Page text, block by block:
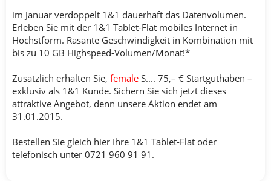
im Januar verdoppelt 1&1 dauerhaft das Datenvolumen.
Erleben Sie mit der 1&1 Tablet-Flat mobiles Internet in
Höchstform. Rasante Geschwindigkeit in Kombination mit
bis zu 10 GB Highspeed-Volumen/Monat!*
Zusätzlich erhalten Sie, female S.... 75,– € Startguthaben –
exklusiv als 1&1 Kunde. Sichern Sie sich jetzt dieses
attraktive Angebot, denn unsere Aktion endet am
31.01.2015.
Bestellen Sie gleich hier Ihre 1&1 Tablet-Flat oder
telefonisch unter 0721 960 91 91.